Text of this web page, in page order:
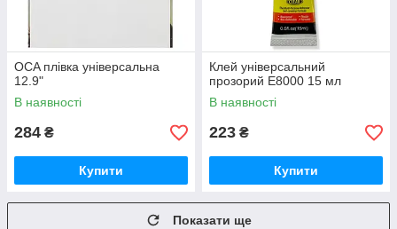
OCA плівка універсальна
12.9"
В наявності
284 ₴
Купити
Клей універсальний
прозорий Е8000 15 мл
В наявності
223 ₴
Купити
Показати ще